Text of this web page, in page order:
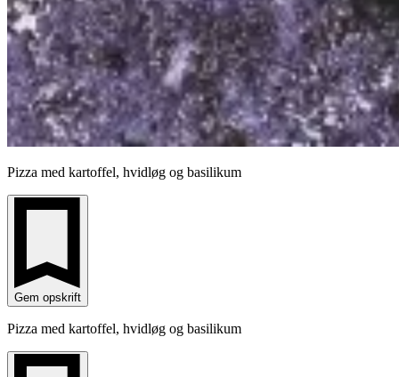
Pizza med kartoffel, hvidløg og basilikum
Gem opskrift
Pizza med kartoffel, hvidløg og basilikum